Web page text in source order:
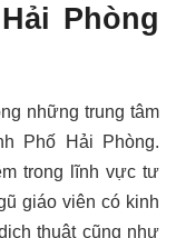
Phòng
những trung tâm
Phố Hải Phòng.
trong lĩnh vực tư
giáo viên có kinh
thuật cũng như